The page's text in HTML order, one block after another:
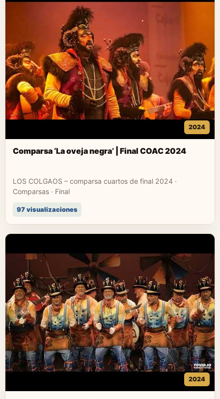
2024
Comparsa ‘La oveja negra’ | Final COAC 2024
LOS COLGAOS – comparsa cuartos de final 2024 ·
Comparsas · Final
97 visualizaciones
2024